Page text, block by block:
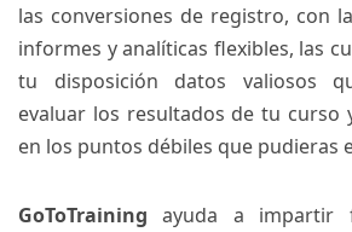
las conversiones de registro, con
informes y analíticas flexibles, las
tu disposición datos valiosos
evaluar los resultados de tu curso
en los puntos débiles que pudieras
GoToTrainingayuda a impartir